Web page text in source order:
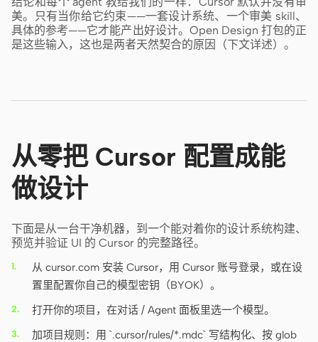
美。只有当你给它约束——一套设计系统、一个审美 skill、
具体的参考——它才能产出好设计。Open Design 打包的正
是这些输入，这也是两者天然契合的原因（下文详述）。
从零把 Cursor 配置成能
做设计
下面是从一台干净机器，到一个能对着你的设计系统构建、
预览并验证 UI 的 Cursor 的完整路径。
从 cursor.com 安装 Cursor，用 Cursor 账号登录，或在设
置里配置你自己的模型密钥（BYOK）。
打开你的项目，在对话 / Agent 面板里选一个模型。
加项目规则：用 `.cursor/rules/*.mdc` 写结构化、按 glob